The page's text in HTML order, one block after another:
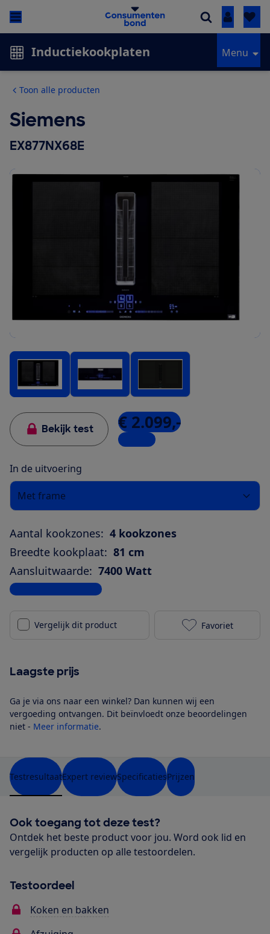
Inloggen
Inductiekookplaten Menu
Toon alle producten
Siemens
EX877NX68E
Bekijk test € 2.099,-
1 winkel
In de uitvoering
Met frame
Aantal kookzones: 4 kookzones
Breedte kookplaat: 81 cm
Aansluitwaarde: 7400 Watt
Bekijk alle specificaties
Vergelijk dit product Siemens
Favoriet
Laagste prijs
Ga je via ons naar een winkel? Dan kunnen wij een
vergoeding ontvangen. Dit beïnvloedt onze beoordelingen
niet - Meer informatie.
TestresultaatExpert reviewSpecificatiesPrijzen
Ook toegang tot deze test?
Ontdek het beste product voor jou. Word ook lid en
vergelijk producten op alle testoordelen.
Testoordeel
Koken en bakken